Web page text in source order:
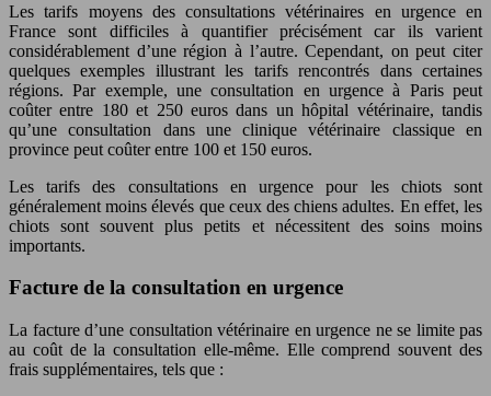
Les tarifs moyens des consultations vétérinaires en urgence en
France sont difficiles à quantifier précisément car ils varient
considérablement d’une région à l’autre. Cependant, on peut citer
quelques exemples illustrant les tarifs rencontrés dans certaines
régions. Par exemple, une consultation en urgence à Paris peut
coûter entre 180 et 250 euros dans un hôpital vétérinaire, tandis
qu’une consultation dans une clinique vétérinaire classique en
province peut coûter entre 100 et 150 euros.
Les tarifs des consultations en urgence pour les chiots sont
généralement moins élevés que ceux des chiens adultes. En effet, les
chiots sont souvent plus petits et nécessitent des soins moins
importants.
Facture de la consultation en urgence
La facture d’une consultation vétérinaire en urgence ne se limite pas
au coût de la consultation elle-même. Elle comprend souvent des
frais supplémentaires, tels que :